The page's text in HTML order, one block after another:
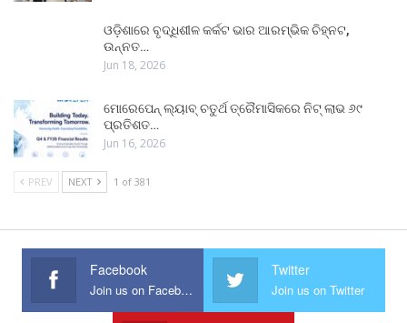
ଓଡ଼ିଶାରେ ବୃଦ୍ଧିଶୀଳ କର୍କଟ ଭାର ଆରମ୍ଭିକ ଚିହ୍ନଟ,
ଉନ୍ନତ…
Jun 18, 2026
ମୋରେପେନ୍ ଲ୍ୟାବ୍ ଚତୁର୍ଥ ତ୍ରୈମାସିକରେ ନିଟ୍ ଲାଭ ୬୯
ପ୍ରତିଶତ…
Jun 16, 2026
PREV NEXT 1 of 381
Facebook
Join us on Facebook
Twitter
Join us on Twitter